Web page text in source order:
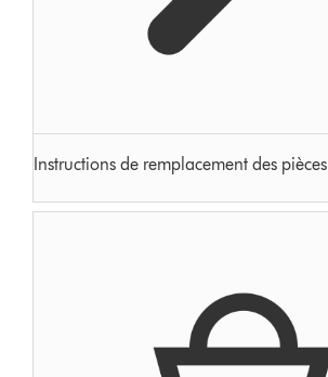
Instructions de remplacement des pièces